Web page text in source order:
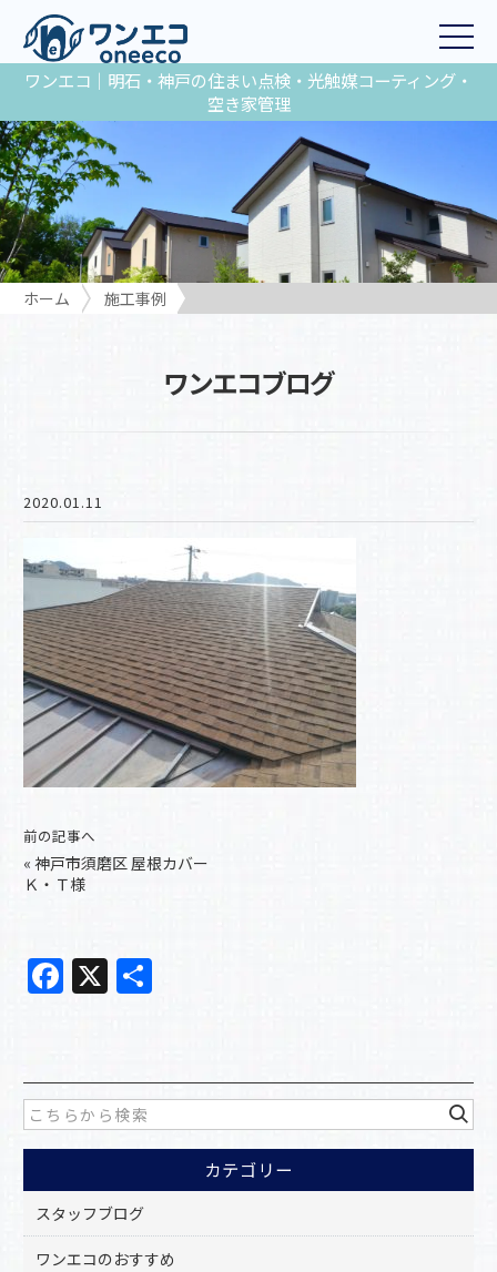
ワンエコ｜明石・神戸の住まい点検・光触媒コーティング・
空き家管理
ホーム 施工事例
ワンエコブログ
2020.01.11
前の記事へ
« 神戸市須磨区 屋根カバー
Ｋ・Ｔ様
F
a
e
b
o
o
k
X
カテゴリー
スタッフブログ
ワンエコのおすすめ